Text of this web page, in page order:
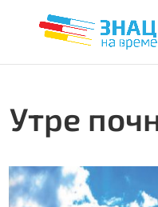
Утре